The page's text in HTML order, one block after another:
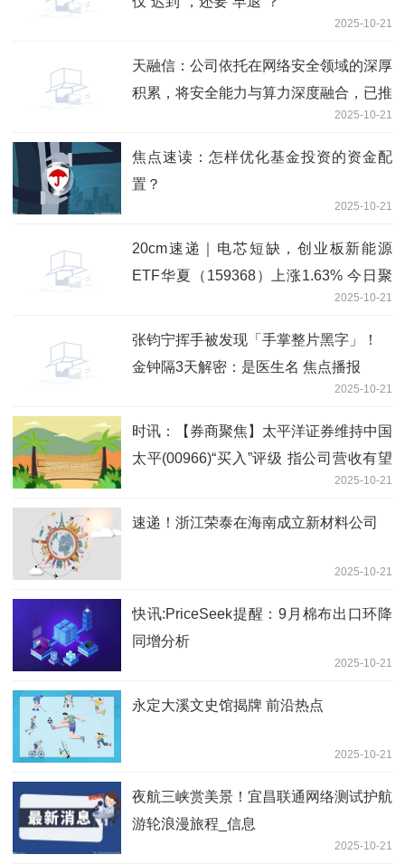
2025-10-21
天融信：公司依托在网络安全领域的深厚
积累，将安全能力与算力深度融合，已推
出智算云平台、智算一体机等系列产品
独家
2025-10-21
焦点速读：怎样优化基金投资的资金配
置？
2025-10-21
20cm速递｜电芯短缺，创业板新能源
ETF华夏（159368）上涨1.63% 今日聚
2025-10-21
张钧宁挥手被发现「手掌整片黑字」！
金钟隔3天解密：是医生名 焦点播报
2025-10-21
时讯：【券商聚焦】太平洋证券维持中国
太平(00966)“买入”评级 指公司营收有望
2025-10-21
速递！浙江荣泰在海南成立新材料公司
2025-10-21
快讯:PriceSeek提醒：9月棉布出口环降
同增分析
2025-10-21
永定大溪文史馆揭牌 前沿热点
2025-10-21
夜航三峡赏美景！宜昌联通网络测试护航
游轮浪漫旅程_信息
2025-10-21